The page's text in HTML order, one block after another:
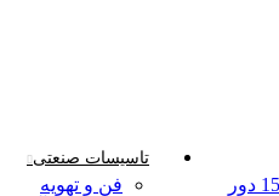
تاسیسات صنعتی
فن و تهویه